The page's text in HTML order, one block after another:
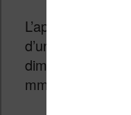
L’appareil
d’une batterie de
dimensions
mm, pour un